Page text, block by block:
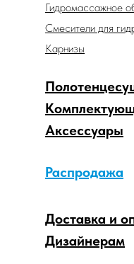
Аксессуары
Распродажа
Дизайнерам
Доставка и
Гидромассажное
Смесители для
Карнизы